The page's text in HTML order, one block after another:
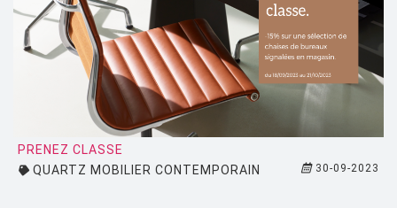
NOTRE MONDE
NUOVEFORME
OPINION CIATTI
PETITE FRITURE
PLANIKA
PRENEZ CLASSE
QUARTZ MOBILIER CONTEMPORAIN
30-09-2023